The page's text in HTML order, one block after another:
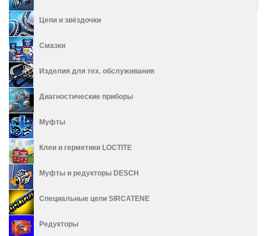
Цепи и звёздочки
Смазки
Изделия для тех. обслуживания
Диагностические приборы
Муфты
Клеи и герметики LOCTITE
Муфты и редукторы DESCH
Специальные цепи SIRCATENE
Редукторы